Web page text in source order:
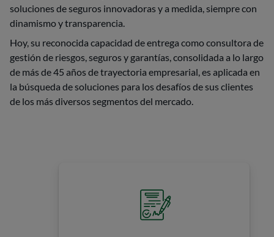
soluciones de seguros innovadoras y a medida, siempre con
dinamismo y transparencia.
Hoy, su reconocida capacidad de entrega como consultora de
gestión de riesgos, seguros y garantías, consolidada a lo largo
de más de 45 años de trayectoria empresarial, es aplicada en
la búsqueda de soluciones para los desafíos de sus clientes
de los más diversos segmentos del mercado.